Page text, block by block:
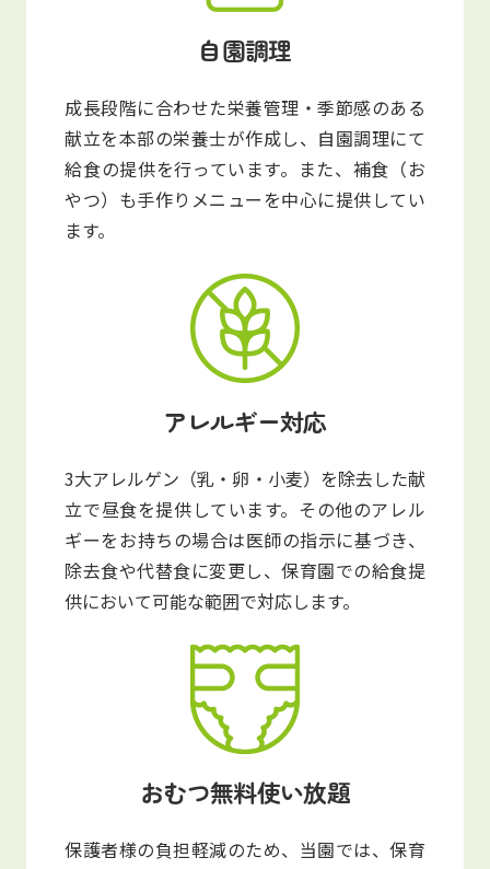
自園調理
成長段階に合わせた栄養管理・季節感のある
献立を本部の栄養士が作成し、自園調理にて
給食の提供を行っています。また、補食（お
やつ）も手作りメニューを中心に提供してい
ます。
アレルギー対応
3大アレルゲン（乳・卵・小麦）を除去した献
立で昼食を提供しています。その他のアレル
ギーをお持ちの場合は医師の指示に基づき、
除去食や代替食に変更し、保育園での給食提
供において可能な範囲で対応します。
おむつ無料使い放題
保護者様の負担軽減のため、当園では、保育